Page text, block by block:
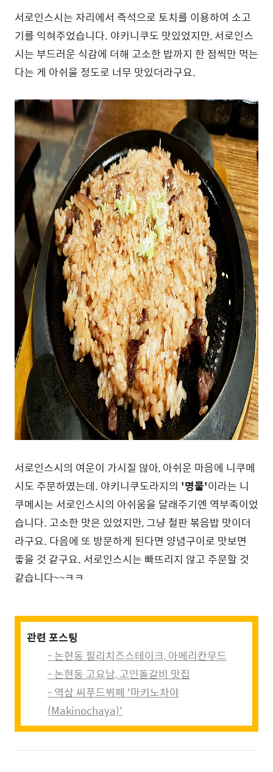
서로인스시는 자리에서 즉석으로 토치를 이용하여 소고
기를 익혀주었습니다. 야키니쿠도 맛있었지만, 서로인스
시는 부드러운 식감에 더해 고소한 밥까지 한 점씩만 먹는
다는 게 아쉬울 정도로 너무 맛있더라구요.
서로인스시의 여운이 가시질 않아, 아쉬운 마음에 니쿠메
시도 주문하였는데. 야키니쿠도라지의 '명물'이라는 니
쿠메시는 서로인스시의 아쉬움을 달래주기엔 역부족이었
습니다. 고소한 맛은 있었지만, 그냥 철판 볶음밥 맛이더
라구요. 다음에 또 방문하게 된다면 양념구이로 맛보면
좋을 것 같구요. 서로인스시는 빠뜨리지 않고 주문할 것
같습니다~~ㅋㅋ
관련 포스팅
- 논현동 필리치즈스테이크, 아메리칸무드
- 논현동 고요남, 고인돌갈비 맛집
- 역삼 씨푸드뷔페 '마키노차야
(Makinochaya)'